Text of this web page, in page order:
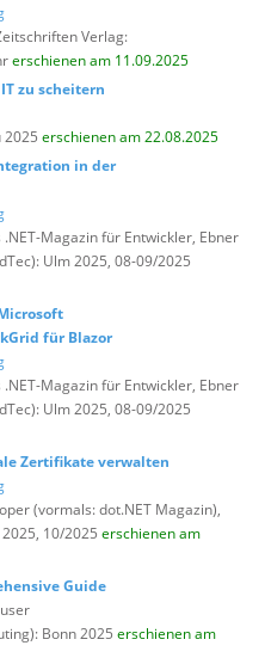
Verlag:
erschienen am 11.09.2025
zu scheitern
2025 erschienen am 22.08.2025
in der
Magazin für Entwickler, Ebner
Ulm 2025, 08-09/2025
für Blazor
Magazin für Entwickler, Ebner
Ulm 2025, 08-09/2025
Zertifikate verwalten
(vormals: dot.NET Magazin),
10/2025 erschienen am
Guide
Bonn 2025 erschienen am